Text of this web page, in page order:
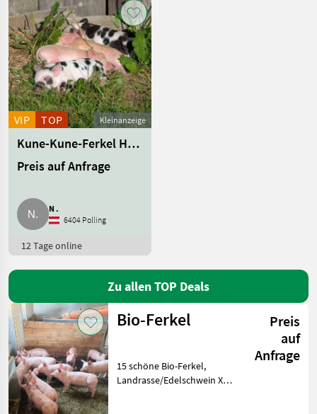
Kleinanzeige
VIP TOP
Kune-Kune-Ferkel Herdebuch
Preis auf Anfrage
N .
6404 Polling
12 Tage online
Zu allen TOP Deals
Bio-Ferkel
Preis
auf
Anfrage
15 schöne Bio-Ferkel,
Landrasse/Edelschwein X